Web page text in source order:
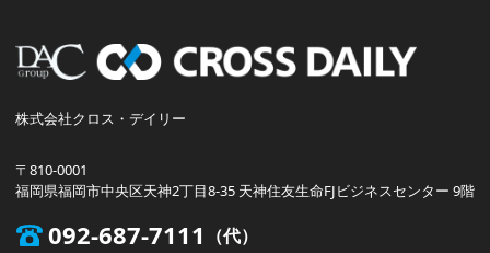
株式会社クロス・デイリー
〒810-0001
福岡県福岡市中央区天神2丁目8-35 天神住友生命FJビジネスセンター 9階
092-687-7111